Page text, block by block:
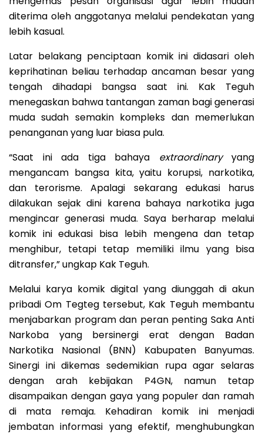
diterima oleh anggotanya melalui pendekatan yang
lebih kasual.
Latar belakang penciptaan komik ini didasari oleh
keprihatinan beliau terhadap ancaman besar yang
tengah dihadapi bangsa saat ini. Kak Teguh
menegaskan bahwa tantangan zaman bagi generasi
muda sudah semakin kompleks dan memerlukan
penanganan yang luar biasa pula.
“Saat ini ada tiga bahaya extraordinaryyang
mengancam bangsa kita, yaitu korupsi, narkotika,
dan terorisme. Apalagi sekarang edukasi harus
dilakukan sejak dini karena bahaya narkotika juga
mengincar generasi muda. Saya berharap melalui
komik ini edukasi bisa lebih mengena dan tetap
menghibur, tetapi tetap memiliki ilmu yang bisa
ditransfer,” ungkap Kak Teguh.
Melalui karya komik digital yang diunggah di akun
pribadi Om Tegteg tersebut, Kak Teguh membantu
menjabarkan program dan peran penting Saka Anti
Narkoba yang bersinergi erat dengan Badan
Narkotika Nasional (BNN) Kabupaten Banyumas.
Sinergi ini dikemas sedemikian rupa agar selaras
dengan arah kebijakan P4GN, namun tetap
disampaikan dengan gaya yang populer dan ramah
di mata remaja. Kehadiran komik ini menjadi
jembatan informasi yang efektif, menghubungkan